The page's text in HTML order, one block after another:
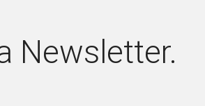
Newsletter.